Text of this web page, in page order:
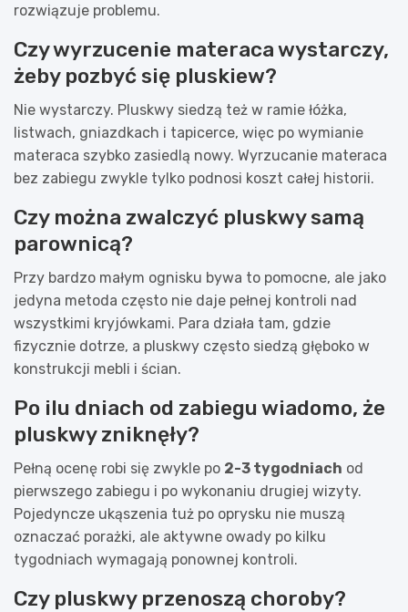
rozwiązuje problemu.
Czy wyrzucenie materaca wystarczy,
żeby pozbyć się pluskiew?
Nie wystarczy. Pluskwy siedzą też w ramie łóżka,
listwach, gniazdkach i tapicerce, więc po wymianie
materaca szybko zasiedlą nowy. Wyrzucanie materaca
bez zabiegu zwykle tylko podnosi koszt całej historii.
Czy można zwalczyć pluskwy samą
parownicą?
Przy bardzo małym ognisku bywa to pomocne, ale jako
jedyna metoda często nie daje pełnej kontroli nad
wszystkimi kryjówkami. Para działa tam, gdzie
fizycznie dotrze, a pluskwy często siedzą głęboko w
konstrukcji mebli i ścian.
Po ilu dniach od zabiegu wiadomo, że
pluskwy zniknęły?
Pełną ocenę robi się zwykle po 2-3 tygodniach od
pierwszego zabiegu i po wykonaniu drugiej wizyty.
Pojedyncze ukąszenia tuż po oprysku nie muszą
oznaczać porażki, ale aktywne owady po kilku
tygodniach wymagają ponownej kontroli.
Czy pluskwy przenoszą choroby?